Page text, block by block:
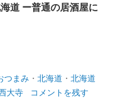
道 ー普通の居酒屋に
つまみ ・ 北海道 ・ 北海道
大寺 コメントを残す